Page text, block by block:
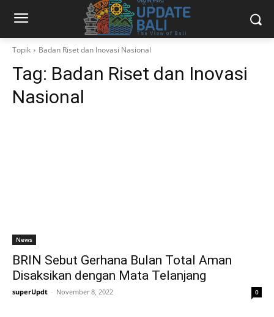
Topik Badan Riset dan Inovasi Nasional
Tag: Badan Riset dan Inovasi
Nasional
News
BRIN Sebut Gerhana Bulan Total Aman
Disaksikan dengan Mata Telanjang
superUpdt - November 8, 2022 0